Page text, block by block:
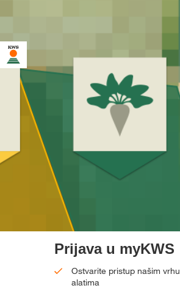
Prijava u myKWS
Ostvarite pristup našim
alatima